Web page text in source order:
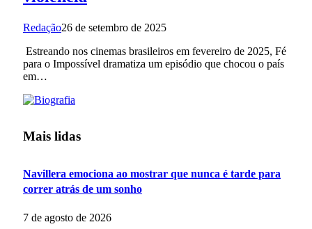
Redação26 de setembro de 2025
Estreando nos cinemas brasileiros em fevereiro de 2025, Fé
para o Impossível dramatiza um episódio que chocou o país
em…
Mais lidas
Navillera emociona ao mostrar que nunca é tarde para
correr atrás de um sonho
7 de agosto de 2026